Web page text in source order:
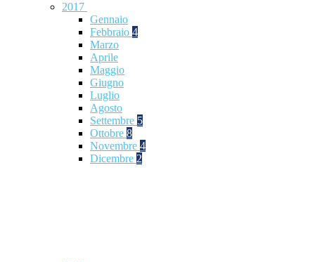
2017
Gennaio
Febbraio 4
Marzo
Aprile
Maggio
Giugno
Luglio
Agosto
Settembre 5
Ottobre 8
Novembre 4
Dicembre 2